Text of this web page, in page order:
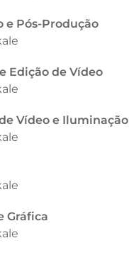
e Pós-Produção
Edição de Vídeo
Vídeo e Iluminação
Gráfica